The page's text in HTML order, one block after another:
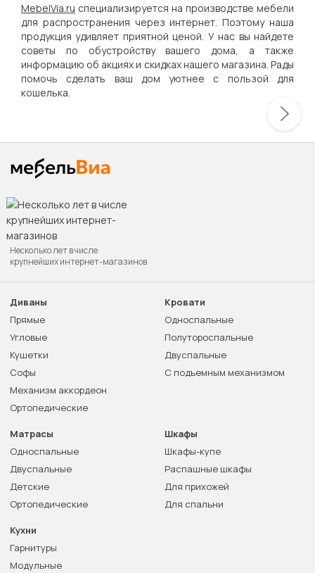
MebelVia.ru специализируется на производстве мебели
для распространения через интернет. Поэтому наша
продукция удивляет приятной ценой. У нас вы найдете
советы по обустройству вашего дома, а также
информацию об акциях и скидках нашего магазина. Рады
помочь сделать ваш дом уютнее с пользой для
кошелька.
Несколько лет в числе
крупнейших интернет-магазинов
Диваны
Прямые
Угловые
Кушетки
Софы
Механизм аккордеон
Ортопедические
Кровати
Односпальные
Полутороспальные
Двуспальные
С подъемным механизмом
Матрасы
Односпальные
Двуспальные
Детские
Ортопедические
Шкафы
Шкафы-купе
Распашные шкафы
Для прихожей
Для спальни
Кухни
Гарнитуры
Модульные